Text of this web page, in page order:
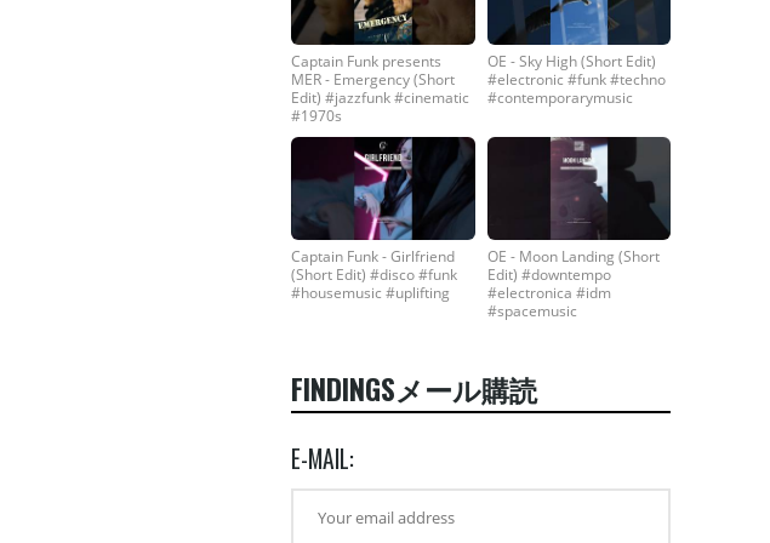
Captain Funk presents
MER - Emergency (Short
Edit) #jazzfunk #cinematic
#1970s
OE - Sky High (Short Edit)
#electronic #funk #techno
#contemporarymusic
Captain Funk - Girlfriend
(Short Edit) #disco #funk
#housemusic #uplifting
OE - Moon Landing (Short
Edit) #downtempo
#electronica #idm
#spacemusic
FINDINGSメール購読
E-MAIL: